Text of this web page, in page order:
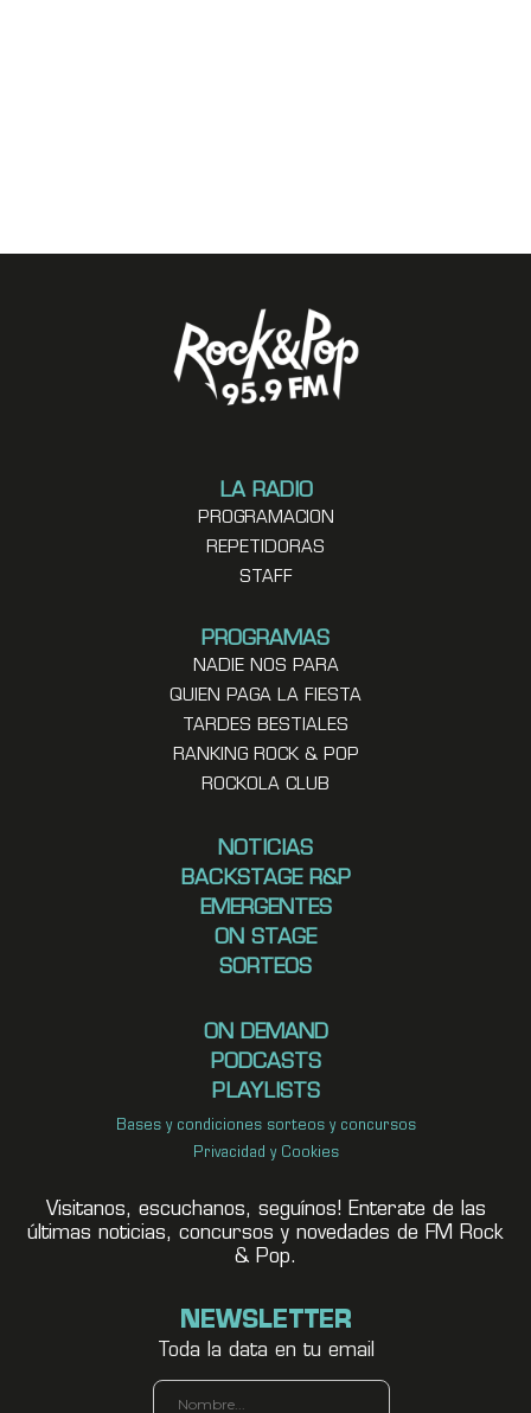
LA RADIO
PROGRAMACION
REPETIDORAS
STAFF
PROGRAMAS
NADIE NOS PARA
QUIEN PAGA LA FIESTA
TARDES BESTIALES
RANKING ROCK & POP
ROCKOLA CLUB
NOTICIAS
BACKSTAGE R&P
EMERGENTES
ON STAGE
SORTEOS
ON DEMAND
PODCASTS
PLAYLISTS
Bases y condiciones sorteos y concursos
Privacidad y Cookies
Visitanos, escuchanos, seguínos! Enterate de las
últimas noticias, concursos y novedades de FM Rock
& Pop.
NEWSLETTER
Toda la data en tu email